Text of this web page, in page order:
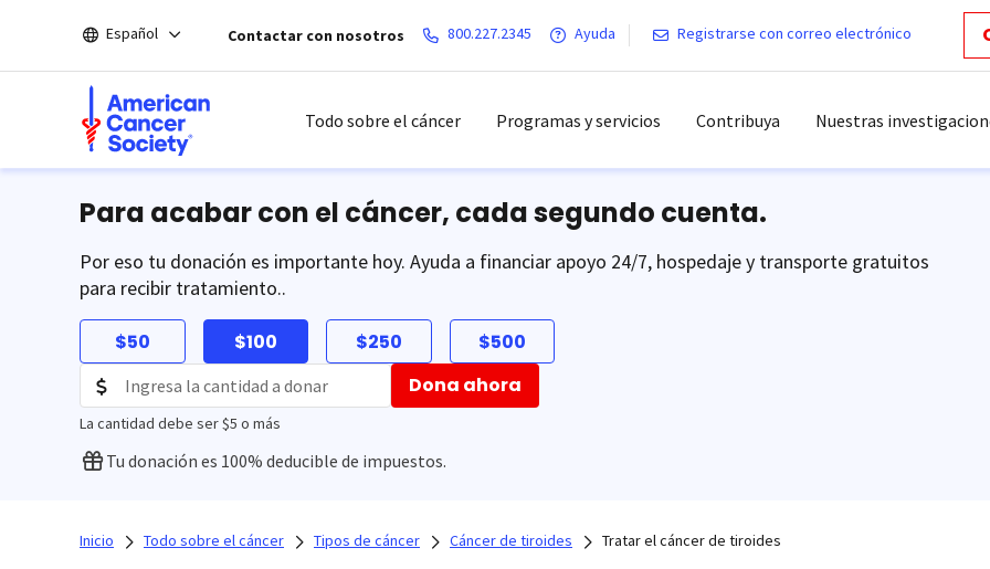
el
Español Contactar con nosotros 800.227.2345 Ayuda Registrarse con correo electrónico
Todo sobre el cáncer Programas y servicios Contribuya Nuestras
Para acabar con el cáncer, cada segundo cuenta.
Por eso tu donación es importante hoy. Ayuda a financiar apoyo 24/7, hospedaje y transporte gratuitos
para recibir tratamiento..
$50 $100 $250 $500
La cantidad debe ser $5 o más
Dona ahora
Tu donación es 100% deducible de impuestos.
Inicio Todo sobre el cáncer Tipos de cáncer Cáncer de tiroides Tratar el cáncer de tiroides